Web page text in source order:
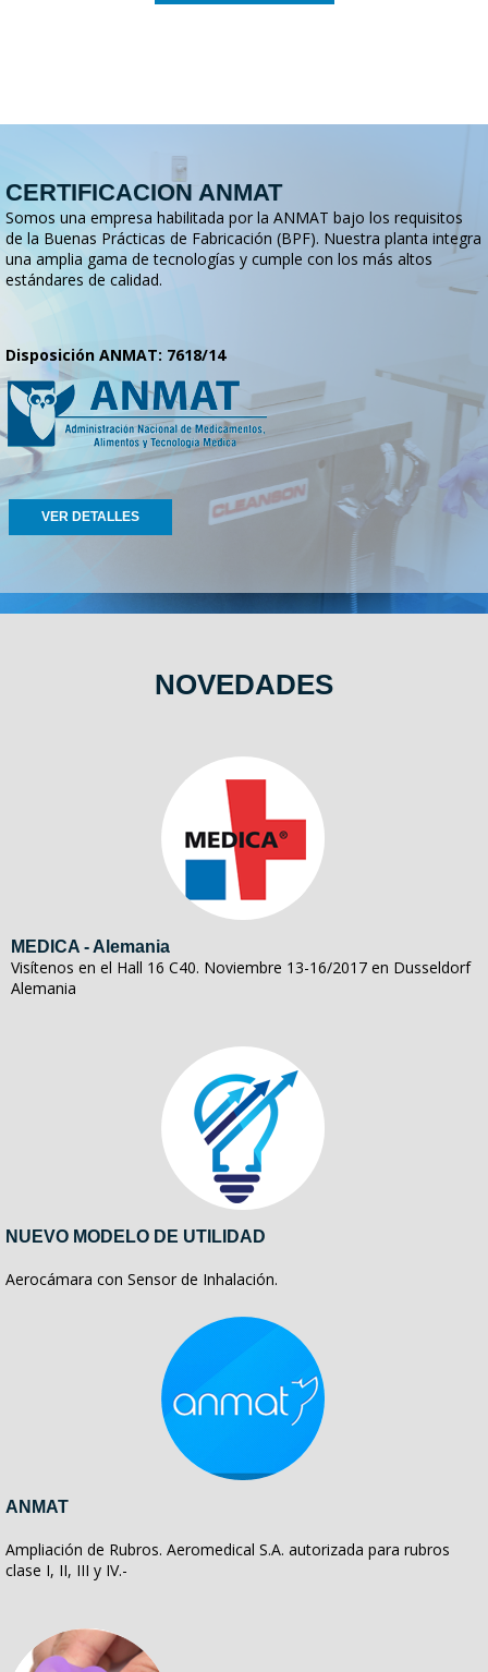
CERTIFICACION ANMAT
Somos una empresa habilitada por la ANMAT bajo los requisitos
de la Buenas Prácticas de Fabricación (BPF). Nuestra planta integra
una amplia gama de tecnologías y cumple con los más altos
estándares de calidad.
Disposición ANMAT: 7618/14
VER DETALLES
NOVEDADES
MEDICA - Alemania
Visítenos en el Hall 16 C40. Noviembre 13-16/2017 en Dusseldorf
Alemania
NUEVO MODELO DE UTILIDAD
Aerocámara con Sensor de Inhalación.
ANMAT
Ampliación de Rubros. Aeromedical S.A. autorizada para rubros
clase I, II, III y IV.-